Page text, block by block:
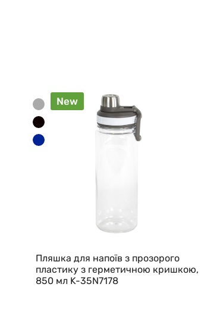
New
Пляшка для напоїв з прозорого
пластику з герметичною кришкою,
850 мл K-35N7178